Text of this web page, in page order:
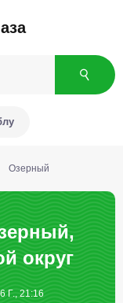
Озерный
округ
Г., 21:16